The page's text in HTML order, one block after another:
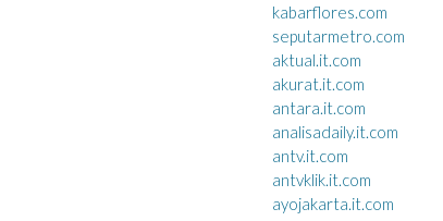
kabarflores.com
seputarmetro.com
aktual.it.com
akurat.it.com
antara.it.com
analisadaily.it.com
antv.it.com
antvklik.it.com
ayojakarta.it.com